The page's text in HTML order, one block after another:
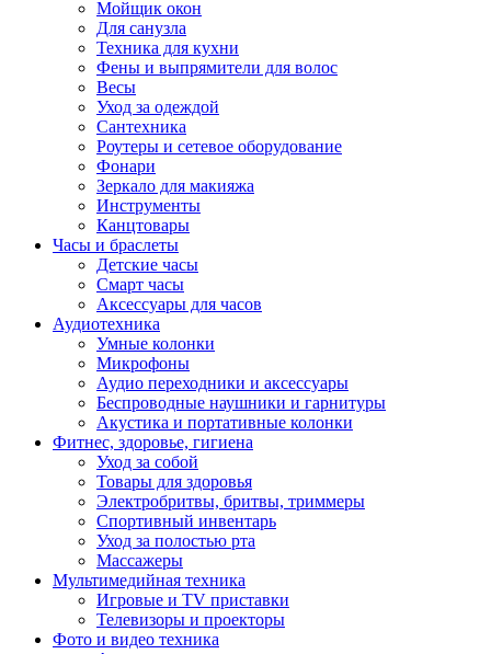
Мойщик окон
Для санузла
Техника для кухни
Фены и выпрямители для волос
Весы
Уход за одеждой
Сантехника
Роутеры и сетевое оборудование
Фонари
Зеркало для макияжа
Инструменты
Канцтовары
Часы и браслеты
Детские часы
Смарт часы
Аксессуары для часов
Аудиотехника
Умные колонки
Микрофоны
Аудио переходники и аксессуары
Беспроводные наушники и гарнитуры
Акустика и портативные колонки
Фитнес, здоровье, гигиена
Уход за собой
Товары для здоровья
Электробритвы, бритвы, триммеры
Спортивный инвентарь
Уход за полостью рта
Массажеры
Мультимедийная техника
Игровые и TV приставки
Телевизоры и проекторы
Фото и видео техника